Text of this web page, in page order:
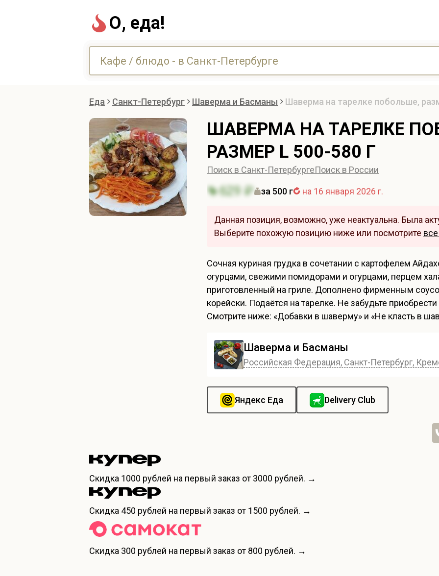
О, еда!
Еда Санкт-Петербург Шаверма и Басманы Шаверма на тарелке побольше,
ШАВЕРМА НА ТАРЕЛКЕ
РАЗМЕР L 500-580 Г
Поиск в Санкт-ПетербургеПоиск в России
629 ₽ за 500 г на 16 января 2026 г.
Данная позиция, возможно, уже неактуальна. Была
Выберите похожую позицию ниже или посмотрите
Сочная куриная грудка в сочетании с картофелем
огурцами, свежими помидорами и огурцами, перцем
приготовленный на гриле. Дополнено фирменным
корейски. Подаётся на тарелке. Не забудьте
Смотрите ниже: «Добавки в шаверму» и «Не класть в
Шаверма и Басманы
Российская Федерация, Санкт-Петербург,
Яндекс Еда Delivery Club
Скидка 1000 рублей на первый заказ от 3000 рублей. →
Скидка 450 рублей на первый заказ от 1500 рублей. →
Скидка 300 рублей на первый заказ от 800 рублей. →